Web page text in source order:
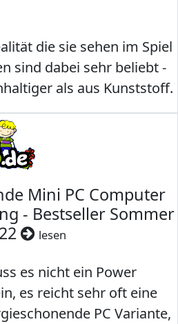
die sie sehen im Spiel
sind dabei sehr beliebt -
als aus Kunststoff.
Mini PC Computer
- Bestseller Sommer
lesen
es nicht ein Power
es reicht sehr oft eine
PC Variante,